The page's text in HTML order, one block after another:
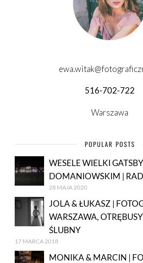
516-702-722
Warszawa
POPULAR POSTS
WESELE WIELKI
DOMANIOWSKIM |
28 MAJA 2020
JOLA & ŁUKASZ |
WARSZAWA,
ŚLUBNY
17 MARCA 2018
MONIKA & MARCIN |